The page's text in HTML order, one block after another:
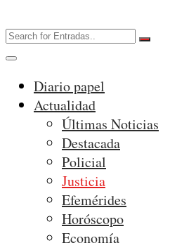
Diario papel
Actualidad
Últimas Noticias
Destacada
Policial
Justicia
Efemérides
Horóscopo
Economía